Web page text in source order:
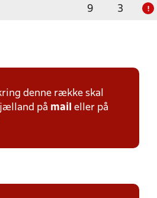
9 3 !
denne række skal
på mail eller på